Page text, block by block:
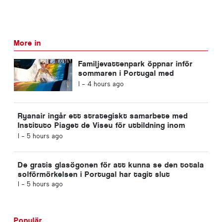
More in
Familjevattenpark öppnar inför
sommaren i Portugal med
biljetter för 2 euro
I - 4 hours ago
Ryanair ingår ett strategiskt samarbete med
Instituto Piaget de Viseu för utbildning inom
flygbranschen i Portugal
I - 5 hours ago
De gratis glasögonen för att kunna se den totala
solförmörkelsen i Portugal har tagit slut
I - 5 hours ago